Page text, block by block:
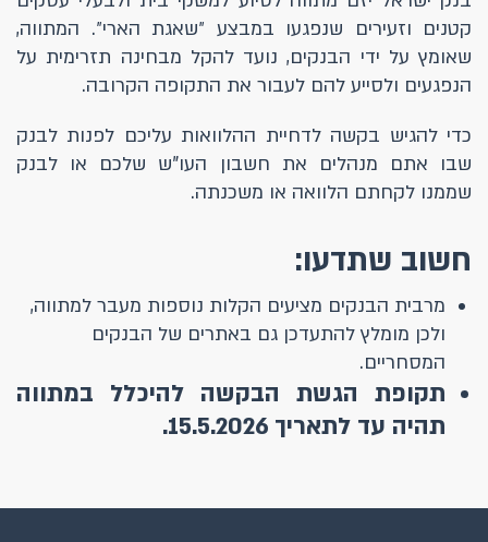
קטנים וזעירים שנפגעו במבצע ״שאגת הארי״. המתווה,
שאומץ על ידי הבנקים, נועד להקל מבחינה תזרימית על
הנפגעים ולסייע להם לעבור את התקופה הקרובה.
כדי להגיש בקשה לדחיית ההלוואות עליכם לפנות לבנק
שבו אתם מנהלים את חשבון העו"ש שלכם או לבנק
שממנו לקחתם הלוואה או משכנתה.
חשוב שתדעו:
מרבית הבנקים מציעים הקלות נוספות מעבר למתווה,
ולכן מומלץ להתעדכן גם באתרים של הבנקים
המסחריים.
תקופת הגשת הבקשה להיכלל במתווה
תהיה עד לתאריך 15.5.2026.